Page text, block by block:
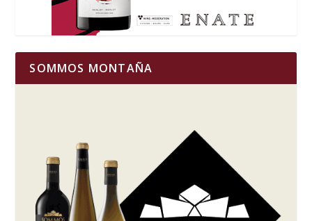
SOMMOS MONTAÑA